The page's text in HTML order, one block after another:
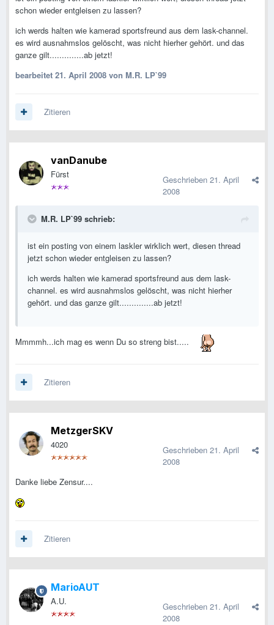
schon wieder entgleisen zu lassen?
ich werds halten wie kamerad sportsfreund aus dem lask-channel.
es wird ausnahmslos gelöscht, was nicht hierher gehört. und das
ganze gilt..............ab jetzt!
bearbeitet 21. April 2008 von M.R. LP`99
Zitieren
vanDanube
Fürst Geschrieben 21. April
2008
M.R. LP`99 schrieb:
ist ein posting von einem laskler wirklich wert, diesen thread
jetzt schon wieder entgleisen zu lassen?
ich werds halten wie kamerad sportsfreund aus dem lask-
channel. es wird ausnahmslos gelöscht, was nicht hierher
gehört. und das ganze gilt..............ab jetzt!
Mmmmh...ich mag es wenn Du so streng bist.....
Zitieren
MetzgerSKV
4020 Geschrieben 21. April
2008
Danke liebe Zensur....
Zitieren
MarioAUT
A.U. Geschrieben 21. April
2008